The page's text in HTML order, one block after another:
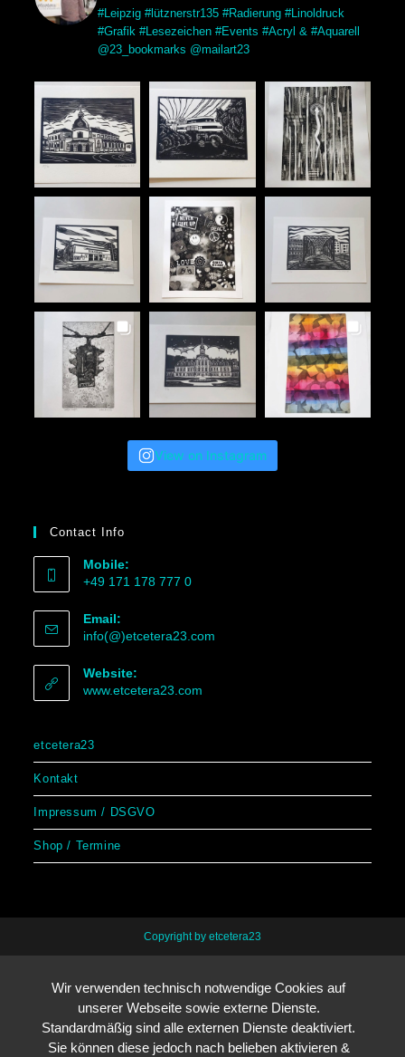
#Leipzig #lütznerstr135 #Radierung #Linoldruck
#Grafik #Lesezeichen #Events #Acryl & #Aquarell
@23_bookmarks @mailart23
View on Instagram
Contact Info
Mobile:
+49 171 178 777 0
Email:
info(@)etcetera23.com
Website:
www.etcetera23.com
etcetera23
Kontakt
Impressum / DSGVO
Shop / Termine
Copyright by etcetera23
Wir verwenden technisch notwendige Cookies auf
unserer Webseite sowie externe Dienste.
Standardmäßig sind alle externen Dienste deaktiviert.
Sie können diese jedoch nach belieben aktivieren &